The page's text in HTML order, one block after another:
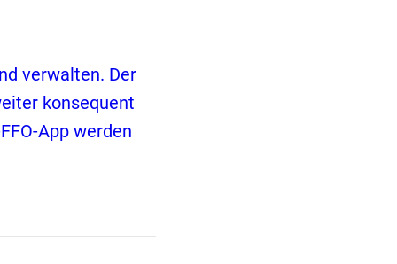
verwalten. Der
konsequent
App werden